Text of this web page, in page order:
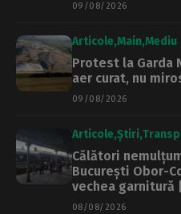
09/08/2026
Articole Main Mediu
Protest la Garda
aer curat, nu
09/08/2026
Articole Știri
Călători
București Obor-
vechea garnitură
08/08/2026